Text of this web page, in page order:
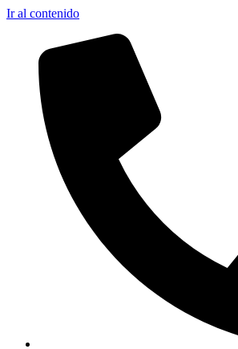
Ir al contenido